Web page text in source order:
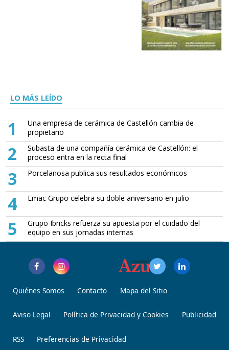
LO MÁS LEÍDO
1
Una empresa de cerámica de Castellón cambia de
propietario
2
Subasta de una compañía cerámica de Castellón: el
proceso entra en la recta final
3 Porcelanosa publica sus resultados económicos
4 Emac Grupo celebra su doble aniversario en julio
5
Grupo Ibricks refuerza su apuesta por el cuidado del
equipo en sus jornadas internas
Quiénes Somos Contacto Mapa del Sitio
Aviso Legal Política de Privacidad y Cookies Publicidad
RSS Preferencias de Privacidad